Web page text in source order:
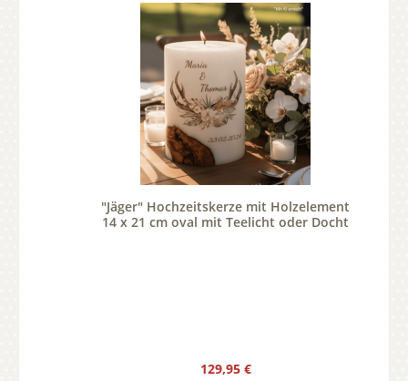
"Jäger" Hochzeitskerze mit Holzelement
14 x 21 cm oval mit Teelicht oder Docht
Regulärer Preis:
129,95 €